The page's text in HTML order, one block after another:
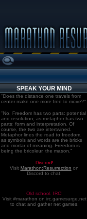
SPEAK YOUR MIND
"Does the distance one travels from
center make one more free to move?"
"No. Freedom has two parts: potential
and resolution; as metaphor has two
parts: form and interpretation. Of
course, the two are intertwined.
Metaphor lines the road to freedom,
as symbols and words are the bricks
and mortar of meaning. Freedom is
being the bricoleur, the mason."
Discord!
Visit Marathon:Resurrection on
Discord to chat.
Old school. IRC!
Visit #marathon on irc.gamesurge.net
to chat and gather net games.